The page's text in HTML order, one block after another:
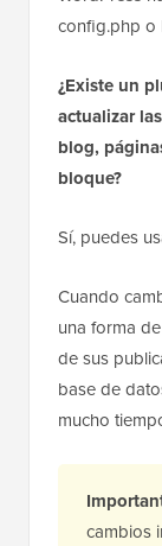
config.php o
¿Existe un
actualizar
blog,
bloque?
Sí, puedes
Cuando
una forma
de sus
base de
mucho
cambios